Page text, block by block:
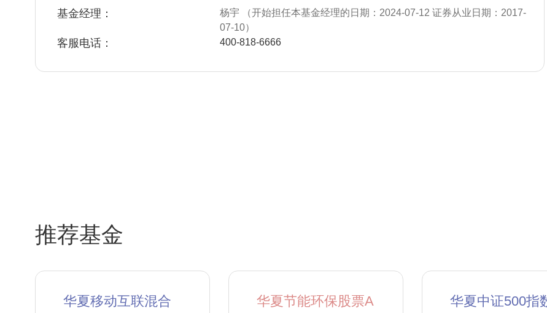
基金经理：
杨宇 （开始担任本基金经理的日期：2024-07-12 证券从业日期：2017-
07-10）
客服电话： 400-818-6666
推荐基金
华夏移动互联混合
华夏节能环保股票A
华夏中证500指